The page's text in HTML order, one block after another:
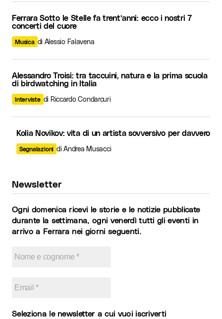
Ferrara Sotto le Stelle fa trent’anni: ecco i nostri 7
concerti del cuore
Musica di Alessio Falavena
Alessandro Troisi: tra taccuini, natura e la prima scuola
di birdwatching in Italia
Interviste di Riccardo Condarcuri
Kolia Novikov: vita di un artista sovversivo per davvero
Segnalazioni di Andrea Musacci
Newsletter
Ogni domenica ricevi le storie e le notizie pubblicate
durante la settimana, ogni venerdì tutti gli eventi in
arrivo a Ferrara nei giorni seguenti.
Seleziona le newsletter a cui vuoi iscriverti